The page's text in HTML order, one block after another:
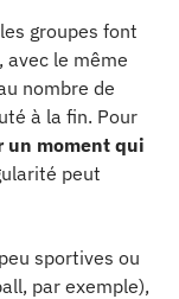
groupes font
avec le même
nombre de
à la fin. Pour
un moment qui
peut
sportives ou
par exemple),